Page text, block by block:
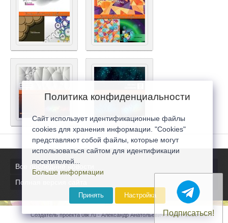
Все последние новости
Полная версия сайта
Создатель проекта 0lik.ru - Александр Анатольевич © 2007-2026
Подписаться!
Политика конфиденциальности
Сайт использует идентификационные файлы
cookies для хранения информации. "Cookies"
представляют собой файлы, которые могут
использоваться сайтом для идентификации
посетителей...
Больше информации
Принять Настройка